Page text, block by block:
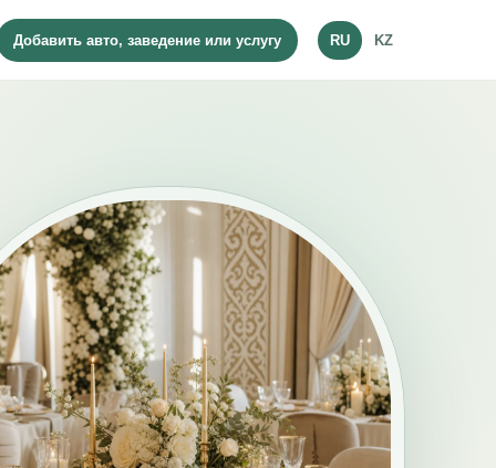
Добавить авто, заведение или услугу RU KZ